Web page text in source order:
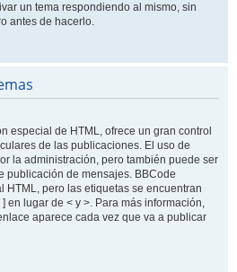
un tema respondiendo al mismo, sin
antes de hacerlo.
especial de HTML, ofrece un gran control
de las publicaciones. El uso de
la administración, pero también puede ser
publicación de mensajes. BBCode
HTML, pero las etiquetas se encuentran
en lugar de < y >. Para más información,
aparece cada vez que va a publicar